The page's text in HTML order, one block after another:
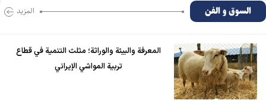
السوق و الفن المزید
المعرفة والبيئة والوراثة؛ مثلث التنمية في قطاع
تربية المواشي الإيراني